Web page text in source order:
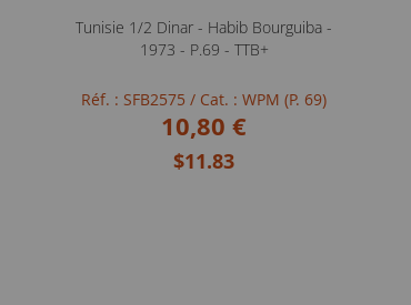
Tunisie 1/2 Dinar - Habib Bourguiba -
1973 - P.69 - TTB+
Réf. : SFB2575 / Cat. : WPM (P. 69)
10,80 €
$11.83